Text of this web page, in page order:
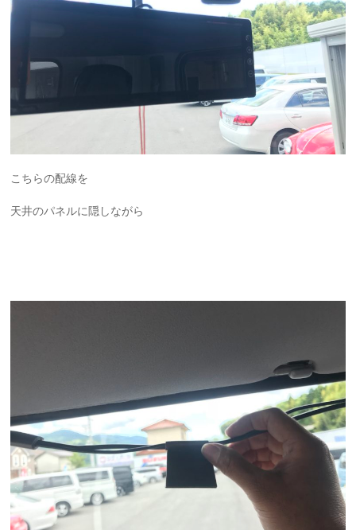
こちらの配線を
天井のパネルに隠しながら